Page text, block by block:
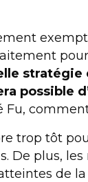
possible
Fu,
trop tôt
De plus,
de